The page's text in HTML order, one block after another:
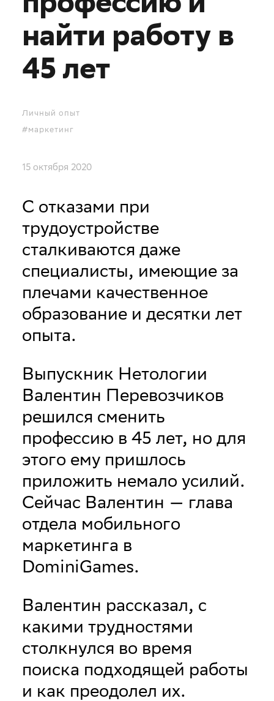
найти работу в
45 лет
Личный опыт
#маркетинг
15 октября 2020
С отказами при
трудоустройстве
сталкиваются даже
специалисты, имеющие за
плечами качественное
образование и десятки лет
опыта.
Выпускник Нетологии
Валентин Перевозчиков
решился сменить
профессию в 45 лет, но для
этого ему пришлось
приложить немало усилий.
Сейчас Валентин — глава
отдела мобильного
маркетинга в
DominiGames.
Валентин рассказал, с
какими трудностями
столкнулся во время
поиска подходящей работы
и как преодолел их.